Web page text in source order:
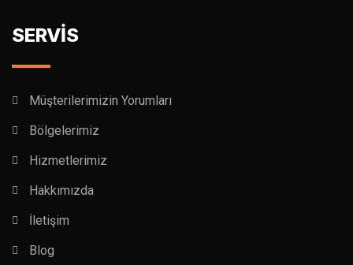
SERVİS
Müşterilerimizin Yorumları
Bölgelerimiz
Hizmetlerimiz
Hakkımızda
İletişim
Blog